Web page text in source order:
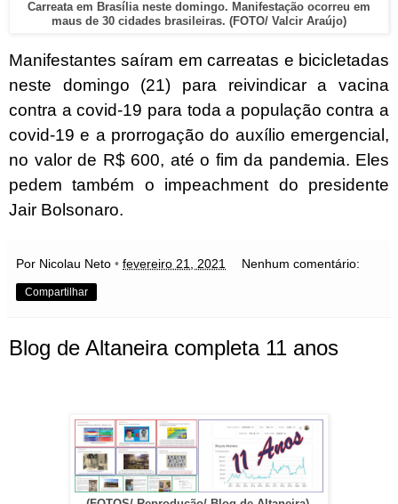
Carreata em Brasília neste domingo. Manifestação ocorreu em
maus de 30 cidades brasileiras. (FOTO/ Valcir Araújo)
Manifestantes saíram em carreatas e bicicletadas
neste domingo (21) para reivindicar a vacina
contra a covid-19 para toda a população contra a
covid-19 e a prorrogação do auxílio emergencial,
no valor de R$ 600, até o fim da pandemia. Eles
pedem também o impeachment do presidente
Jair Bolsonaro.
Por Nicolau Neto • fevereiro 21, 2021 Nenhum comentário:
Compartilhar
Blog de Altaneira completa 11 anos